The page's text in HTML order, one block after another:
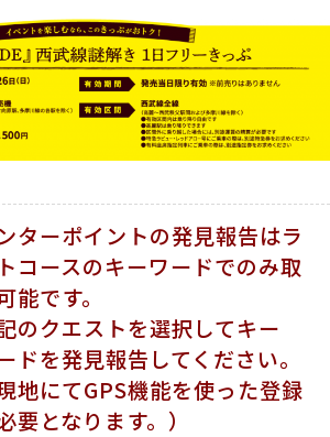
ターポイントの発見報告はラ
コースのキーワードでのみ取
能です。
のクエストを選択してキー
ドを発見報告してください。
現地にてGPS機能を使った登録
要となります。）